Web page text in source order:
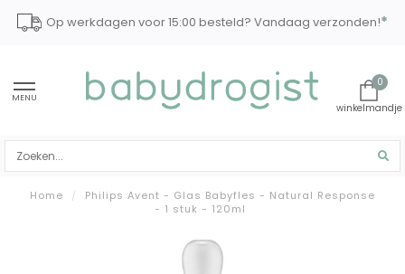
Op werkdagen voor 15:00 besteld? Vandaag verzonden!*
MENU
0
Home /
Philips Avent - Glas Babyfles - Natural Response
- 1 stuk - 120ml